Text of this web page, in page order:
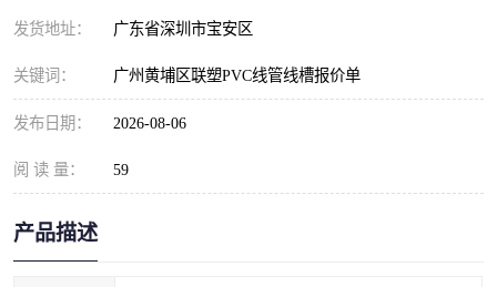
发货地址： 广东省深圳市宝安区
关键词： 广州黄埔区联塑PVC线管线槽报价单
发布日期： 2026-08-06
阅 读 量： 59
产品描述